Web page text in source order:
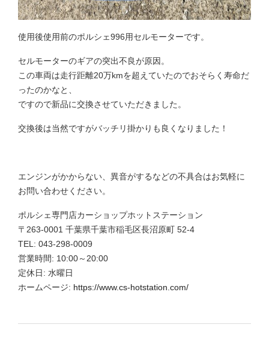
使用後使用前のポルシェ996用セルモーターです。
セルモーターのギアの突出不良が原因。
この車両は走行距離20万kmを超えていたのでおそらく寿命だ
ったのかなと、
ですので新品に交換させていただきました。
交換後は当然ですがバッチリ掛かりも良くなりました！
エンジンがかからない、異音がするなどの不具合はお気軽に
お問い合わせください。
ポルシェ専門店カーショップホットステーション
〒263-0001 千葉県千葉市稲毛区長沼原町 52-4
TEL: 043-298-0009
営業時間: 10:00～20:00
定休日: 水曜日
ホームページ: https://www.cs-hotstation.com/